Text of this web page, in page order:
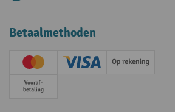
Betaalmethoden
Creditcard (Master)Creditcard (Visa)Op rekening
Vooruitbetaling